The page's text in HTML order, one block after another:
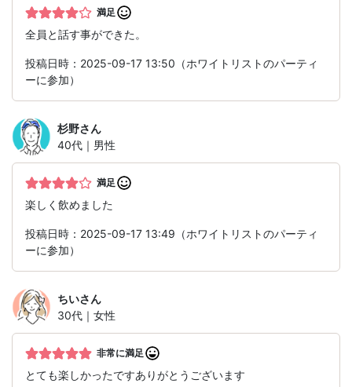
満足
全員と話す事ができた。
投稿日時：2025-09-17 13:50（ホワイトリストのパーティ
ーに参加）
杉野さん
40代｜男性
満足
楽しく飲めました
投稿日時：2025-09-17 13:49（ホワイトリストのパーティ
ーに参加）
ちいさん
30代｜女性
非常に満足
とても楽しかったですありがとうございます